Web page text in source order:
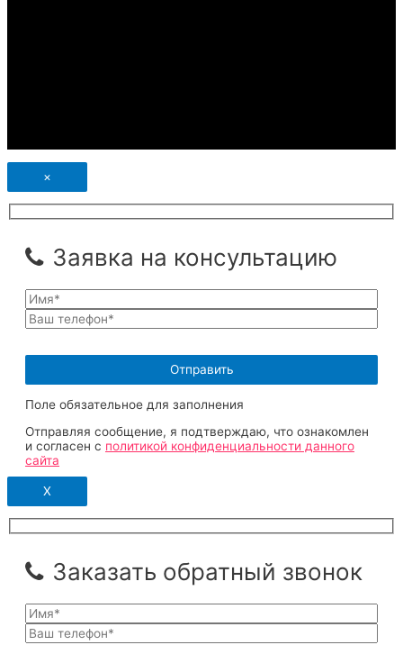
×
Заявка на консультацию
Поле обязательное для заполнения
Отправляя сообщение, я подтверждаю, что ознакомлен
и согласен с политикой конфиденциальности данного
сайта
X
Заказать обратный звонок